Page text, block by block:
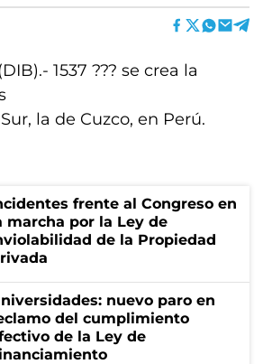
1537 ??? se crea la
la de Cuzco, en Perú.
frente al Congreso en
marcha por la Ley de
de la Propiedad
nuevo paro en
del cumplimiento
de la Ley de